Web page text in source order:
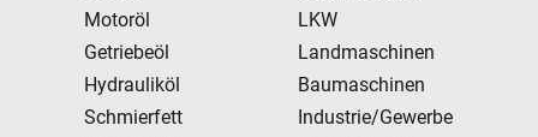
Motoröl
Getriebeöl
Hydrauliköl
Schmierfett
LKW
Landmaschinen
Baumaschinen
Industrie/Gewerbe